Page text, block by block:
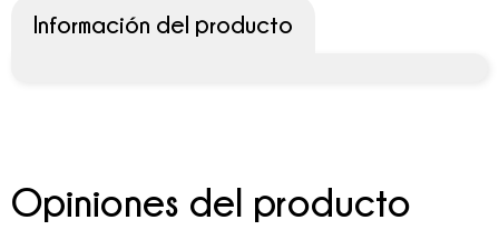
Información del producto
Opiniones del producto